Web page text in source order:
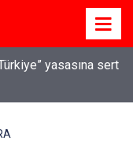
yasasına sert